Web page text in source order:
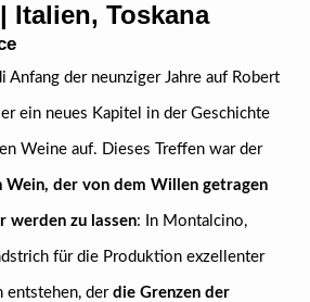
Italien, Toskana
Anfang der neunziger Jahre auf Robert
ein neues Kapitel in der Geschichte
Weine auf. Dieses Treffen war der
Wein, der von dem Willen getragen
werden zu lassen: In Montalcino,
für die Produktion exzellenter
entstehen, der die Grenzen der